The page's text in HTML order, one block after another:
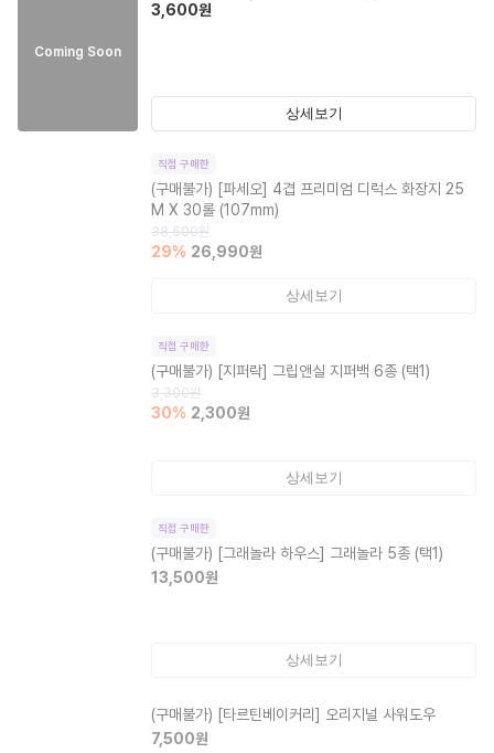
Coming Soon
3,600원
상세보기
직접 구매한
(구매불가) [파세오] 4겹 프리미엄 디럭스 화장지 25
M X 30롤 (107mm)
38,500원
29% 26,990원
상세보기
직접 구매한
(구매불가) [지퍼락] 그립앤실 지퍼백 6종 (택1)
3,300원
30% 2,300원
상세보기
직접 구매한
(구매불가) [그래놀라 하우스] 그래놀라 5종 (택1)
13,500원
상세보기
(구매불가) [타르틴베이커리] 오리지널 사워도우
7,500원